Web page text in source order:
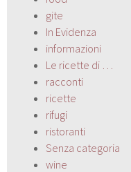
gite
In Evidenza
informazioni
Le ricette di …
racconti
ricette
rifugi
ristoranti
Senza categoria
wine